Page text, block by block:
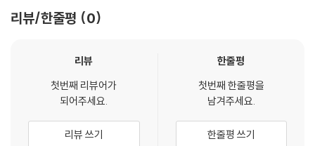
리뷰/한줄평 0
리뷰
첫번째 리뷰어가
되어주세요.
리뷰 쓰기
한줄평
첫번째 한줄평을
남겨주세요.
한줄평 쓰기